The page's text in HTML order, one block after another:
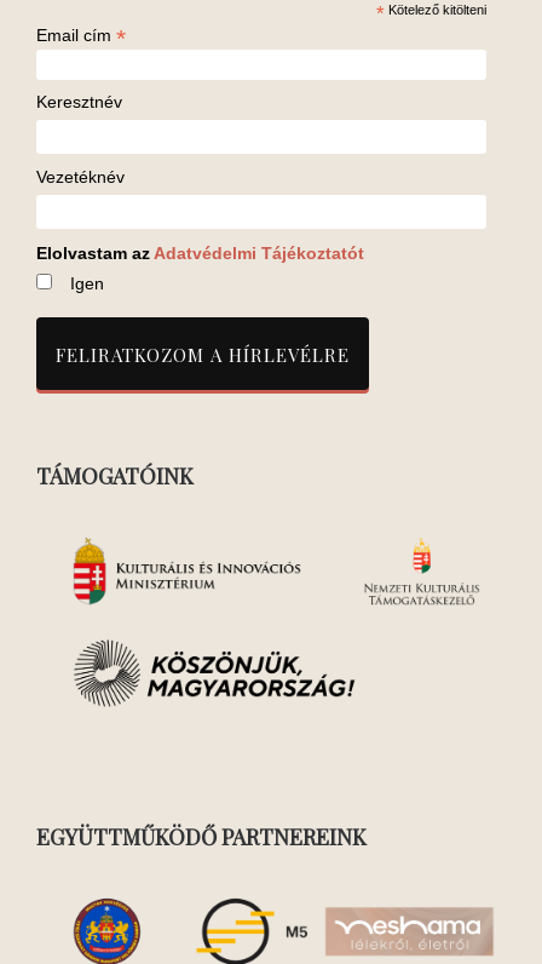
* Kötelező kitölteni
Email cím *
Keresztnév
Vezetéknév
Elolvastam az Adatvédelmi Tájékoztatót
Igen
TÁMOGATÓINK
EGYÜTTMŰKÖDŐ PARTNEREINK